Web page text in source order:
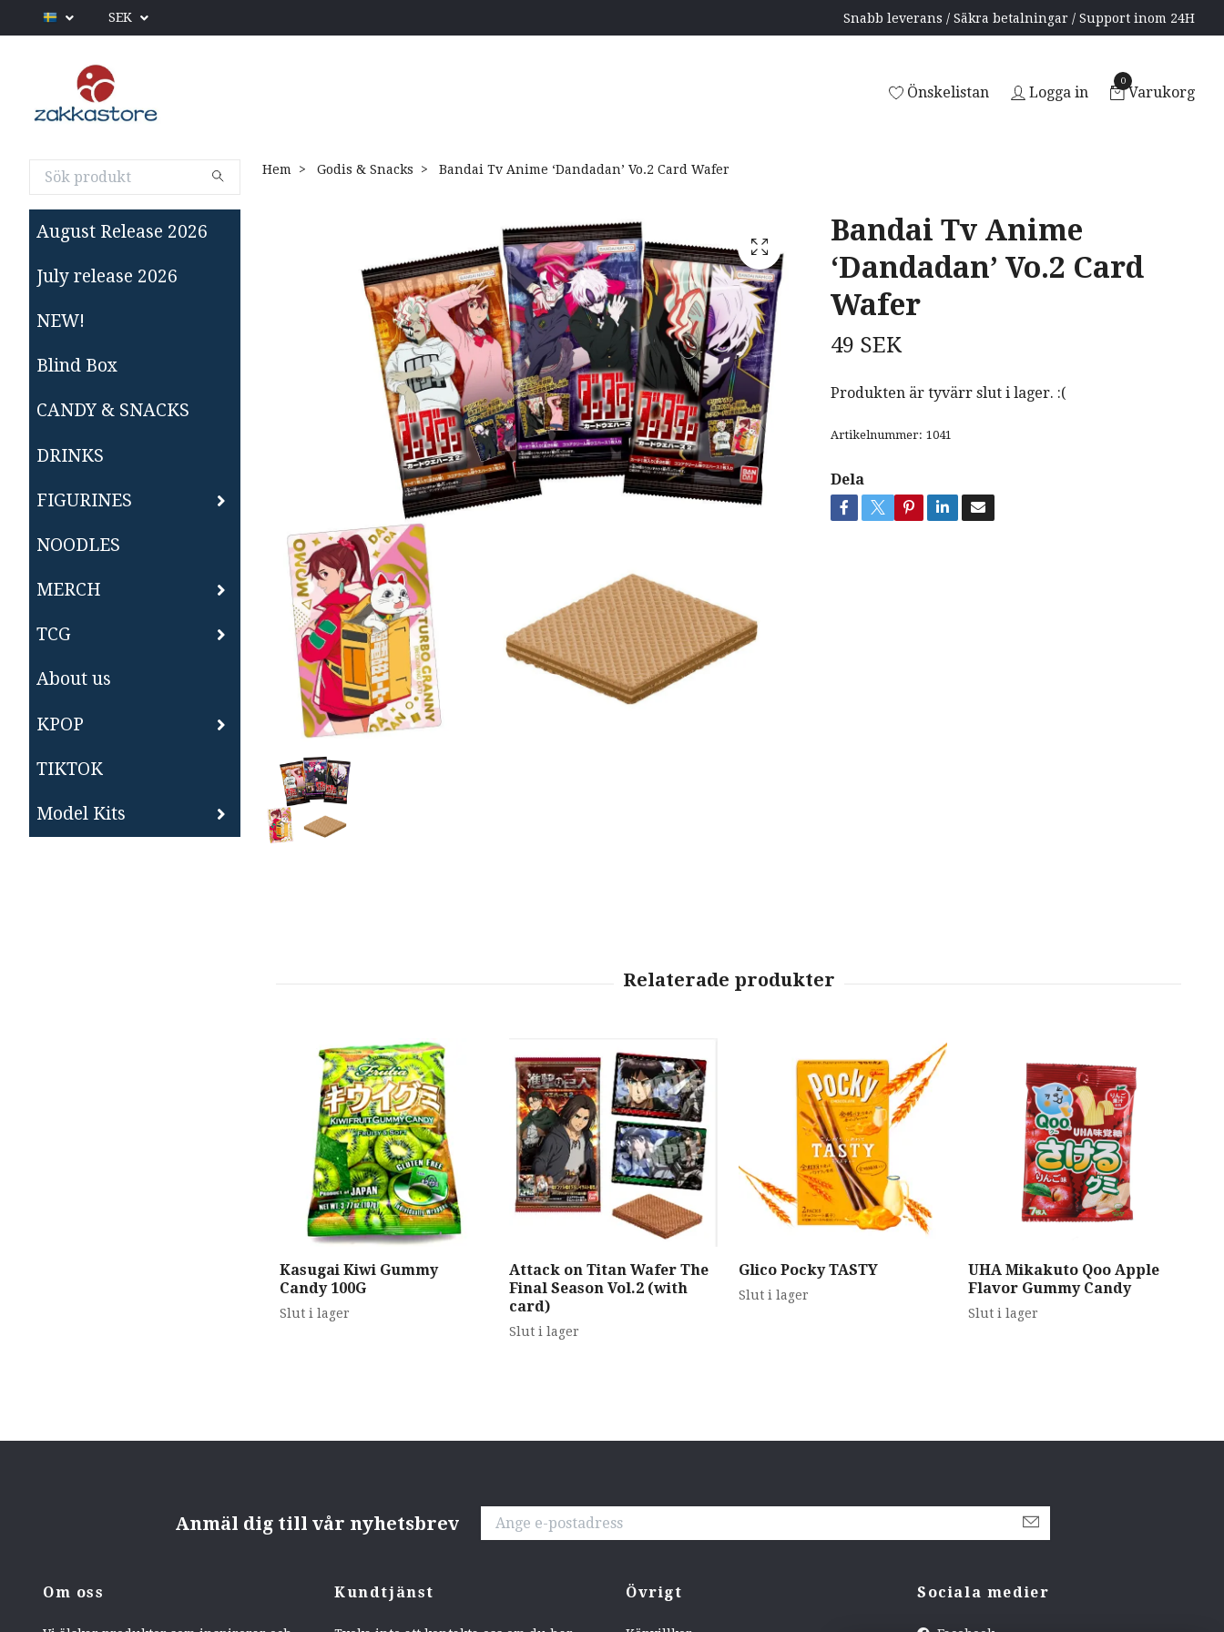
SEK Snabb leverans / Säkra betalningar / Support inom 24H
Önskelistan Logga in
0
Varukorg
August Release 2026
July release 2026
NEW!
Blind Box
CANDY & SNACKS
DRINKS
FIGURINES
NOODLES
MERCH
TCG
About us
KPOP
TIKTOK
Model Kits
Hem Godis & Snacks Bandai Tv Anime ‘Dandadan’ Vo.2 Card Wafer
Bandai Tv Anime
‘Dandadan’ Vo.2 Card
Wafer
49 SEK
Produkten är tyvärr slut i lager. :(
Artikelnummer: 1041
Dela
Kasugai Kiwi Gummy
Candy 100G
Slut i lager
Attack on Titan Wafer The
Final Season Vol.2 (with
card)
Slut i lager
Glico Pocky TASTY
Slut i lager
UHA Mikakuto Qoo Apple
Flavor Gummy Candy
Slut i lager
Anmäl dig till vår nyhetsbrev
Om oss Kundtjänst Övrigt Sociala medier